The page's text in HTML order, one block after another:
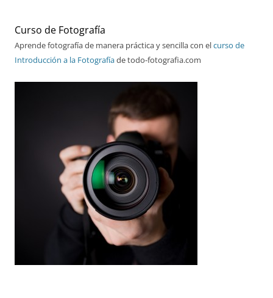
Curso de Fotografía
Aprende fotografía de manera práctica y sencilla con elcurso de
Introducción a la Fotografíade todo-fotografia.com